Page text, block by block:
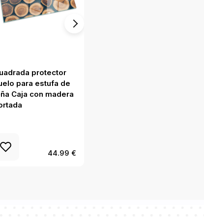
protector
para estufa de
Caja con madera
44.99 €